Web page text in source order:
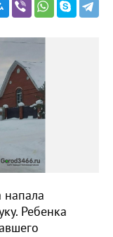
напала
Ребенка